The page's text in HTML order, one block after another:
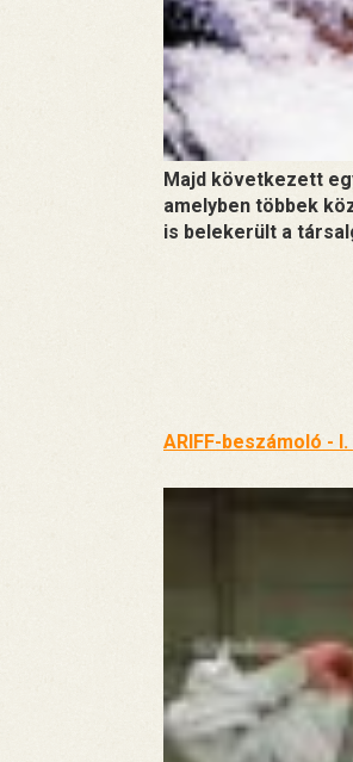
Majd következett
amelyben többek
is belekerült a
ARIFF-beszámoló - I.